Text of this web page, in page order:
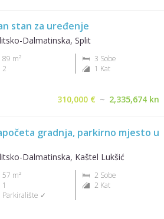
stan za uređenje
Dalmatinska, Split
89 m²
3 Sobe
2
1 Kat
310,000 € ~ 2,335,674 kn
gradnja, parkirno mjesto u
Dalmatinska, Kaštel Lukšić
57 m²
2 Sobe
1
2 Kat
Parkiralište ✓